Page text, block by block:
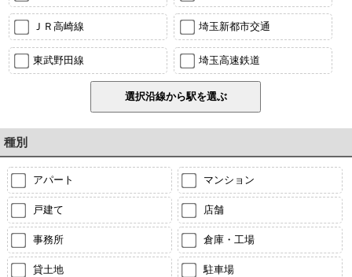
ＪＲ高崎線 埼玉新都市交通
東武野田線 埼玉高速鉄道
種別
アパート マンション
戸建て 店舗
事務所 倉庫・工場
貸土地 駐車場